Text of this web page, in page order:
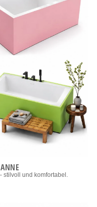
stilvoll und komfortabel.